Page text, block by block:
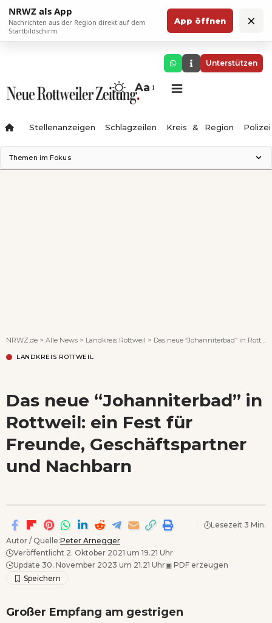
NRWZ als App
Nachrichten aus der Region direkt auf dem
Startbildschirm.
App öffnen ×
Unterstützen
Aa
Stellenanzeigen Schlagzeilen Kreis & Region Polizei
Themen im Fokus
NRWZ.de > Alle News > Landkreis Rottweil > Das neue “Johanniterbad” in Rottweil: ein Fest für Freunde, Geschäftspartner und Nachbarn
LANDKREIS ROTTWEIL
Das neue “Johanniterbad” in
Rottweil: ein Fest für
Freunde, Geschäftspartner
und Nachbarn
Autor / Quelle:Peter Arnegger
Veröffentlicht 2. Oktober 2021 um 19.21 Uhr
Update 30. November 2023 um 21.21 Uhr▣ PDF erzeugen
Lesezeit 3 Min.
Großer Empfang am gestrigen